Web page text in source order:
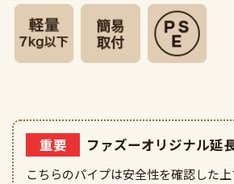
重要 ファズーオリジナル延
こちらのパイプは安全性を確認した